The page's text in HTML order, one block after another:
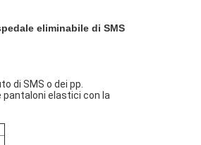
eliminabile di SMS
di SMS o dei pp.
pantaloni elastici con la